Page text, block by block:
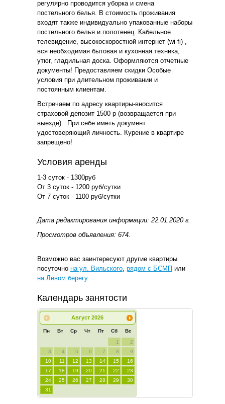
регулярно проводится уборка и смена
постельного белья. В стоимость проживания
входят также индивидуально упакованные наборы
постельного белья и полотенец. Кабельное
телевидение, высокоскоростной интернет (wi-fi) ,
вся необходимая бытовая и кухонная техника,
утюг, гладильная доска. Оформляются отчетные
документы! Предоставляем скидки Особые
условия при длительном проживании и
постоянным клиентам.
Встречаем по адресу квартиры-вносится
страховой депозит 1500 р (возвращается при
выезде) . При себе иметь документ
удостоверяющий личность. Курение в квартире
запрещено!
Условия аренды
1-3 суток - 1300руб
От 3 суток - 1200 руб/сутки
От 7 суток - 1100 руб/сутки
Дата редактирования информации: 22.01.2020 г.
Просмотров объявления: 674.
Возможно вас заинтересуют другие квартиры
посуточно на ул. Вильского рядом с БСМП или
на Левом берегу.
Календарь занятости
Август 2026
Пн Вт Ср Чт Пт Сб Вс
1
2
3
4 5 6 7 8
9
10
11 12 13 14 15
16
17
18 19 20 21 22
23
24
25 26 27 28 29
30
31